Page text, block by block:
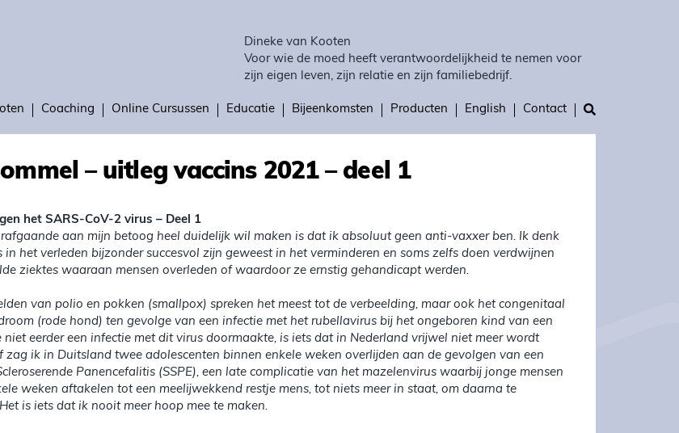
Dineke van Kooten
Voor wie de moed heeft verantwoordelijkheid te nemen voor
zijn eigen leven, zijn relatie en zijn familiebedrijf.
Coaching Online Cursussen Educatie Bijeenkomsten Producten English Contact
– uitleg vaccins 2021 – deel 1
het SARS-CoV-2 virus – Deel 1
aan mijn betoog heel duidelijk wil maken is dat ik absoluut geen anti-vaxxer ben. Ik denk
in het verleden bijzonder succesvol zijn geweest in het verminderen en soms zelfs doen verdwijnen
ziektes waaraan mensen overleden of waardoor ze ernstig gehandicapt werden.
van polio en pokken (smallpox) spreken het meest tot de verbeelding, maar ook het congenitaal
(rode hond) ten gevolge van een infectie met het rubellavirus bij het ongeboren kind van een
niet eerder een infectie met dit virus doormaakte, is iets dat in Nederland vrijwel niet meer wordt
zag ik in Duitsland twee adolescenten binnen enkele weken overlijden aan de gevolgen van een
Panencefalitis (SSPE), een late complicatie van het mazelenvirus waarbij jonge mensen
weken aftakelen tot een meelijwekkend restje mens, tot niets meer in staat, om daarna te
is iets dat ik nooit meer hoop mee te maken.